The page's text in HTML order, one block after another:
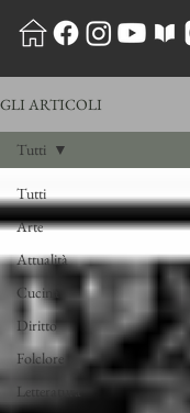
GLI ARTICOLI
Tutti
Arte
Attualità
Cucina
Diritto
Folclore
Letteratura
Tutti